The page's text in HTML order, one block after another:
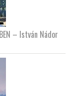
– István Nádor